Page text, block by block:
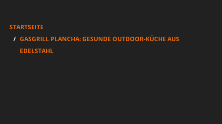
STARTSEITE
GASGRILL PLANCHA: GESUNDE OUTDOOR-KÜCHE AUS
EDELSTAHL